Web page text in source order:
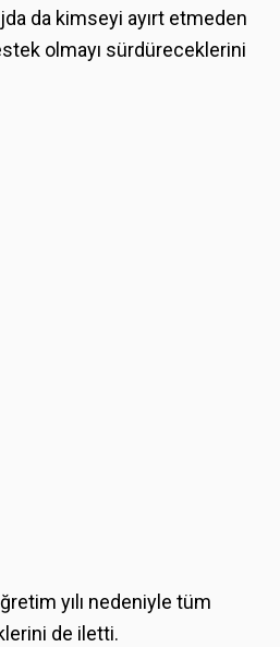
da kimseyi ayırt etmeden
olmayı sürdüreceklerini
yılı nedeniyle tüm
de iletti.